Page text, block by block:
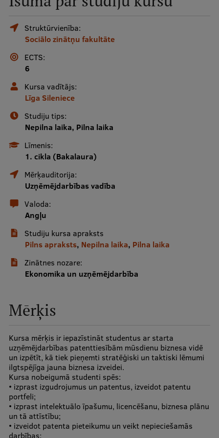
Mobile
galvenā
izvēlne
Studiju iespējas
Pamatstudiju programmas
Maģistra studiju programmas
Doktorantūra
Rezidentūra
Uzņemšana
Praktiska informācija
Par RSU
Studentu dzīve
Studiju norises vietas
Fakultātes
Stratēģija
Struktūra
Vēsture un tradīcijas
Identitāte
RSU fonds
Aula
Muzeji un ekspozīcijas
Struktūrvienība:
Sociālo zinātņu fakultāte
ECTS:
6
Kursa vadītājs:
Līga Sileniece
Studiju tips:
Nepilna laika, Pilna laika
Līmenis:
1. cikla (Bakalaura)
Mērķauditorija:
Uzņēmējdarbības vadība
Valoda:
Angļu
Studiju kursa apraksts
Pilns apraksts, Nepilna laika, Pilna laika
Zinātnes nozare:
Ekonomika un uzņēmējdarbība
Mērķis
Kursa mērķis ir iepazīstināt studentus ar starta
uzņēmējdarbības patenttiesībām mūsdienu biznesa vidē
un izpētīt, kā tiek pieņemti stratēģiski un taktiski lēmumi
ilgtspējīga jauna biznesa izveidei.
Kursa nobeigumā studenti spēs:
• izprast izgudrojumus un patentus, izveidot patentu
portfeli;
• izprast intelektuālo īpašumu, licencēšanu, biznesa plānu
un tā attīstību;
• izveidot patenta pieteikumu un veikt nepieciešamās
darbības;